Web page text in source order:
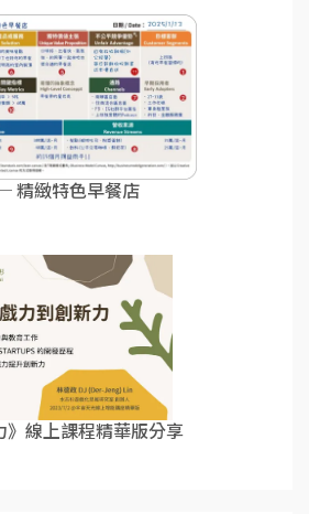
精緻特色早餐店
》線上課程精華版分享